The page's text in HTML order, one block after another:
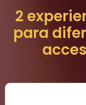
2
para